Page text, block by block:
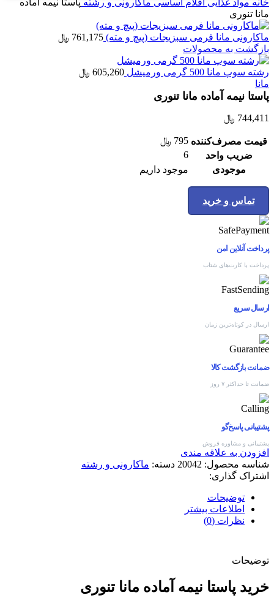
خانه مواد غذایی اقلام اساسی ماکارونی و رشته پاستا نیمه آماده
مانا تنوری
ماكارونی مانا فرمی سبزیجات (پيچ و مته) 761,175 ﷼
بازگشت به محصولات
رشته سوپ مانا 500 گرمی ورميشل 605,260 ﷼
مانا
پاستا نیمه آماده مانا تنوری
744,411 ﷼
قیمت مصرف‌کننده 795 ﷼
ضریب واحد
6
موجودی
موجود داریم
تماس و خرید
پرداخت آنلاین امن
پرداخت با کارت‌های شتاب
ارسال سریع
ارسال در کوتاه‌ترین زمان
ضمانت بازگشت کالا
ضمانت تا حداکثر ۷ روز
پشتیبانی پاسخ‌گو
پشتیبانی و مشاوره فروش
افزودن به علاقه مندی
شناسه محصول: 20042 دسته: ماکارونی و رشته
اشتراک گذاری:
توضیحات
اطلاعات بیشتر
نظرات (0)
توضیحات
خرید پاستا نیمه آماده مانا تنوری